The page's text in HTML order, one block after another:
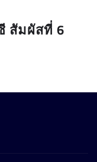
สัมผัสที่ 6